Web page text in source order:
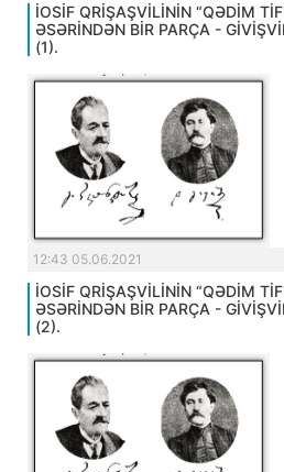
İOSİF QRİŞAŞVİLİNİN “QƏDİM
ƏSƏRİNDƏN BİR PARÇA -
(1).
12:43 05.06.2021
İOSİF QRİŞAŞVİLİNİN “QƏDİM
ƏSƏRİNDƏN BİR PARÇA -
(2).